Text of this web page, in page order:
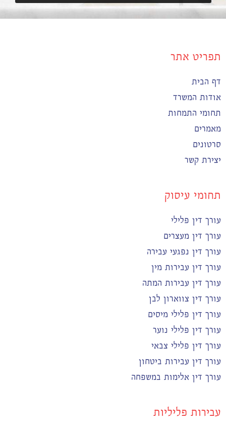
תפריט אתר
דף הבית
אודות המשרד
תחומי התמחות
מאמרים
סרטונים
יצירת קשר
תחומי עיסוק
עורך דין פלילי
עורך דין מעצרים
עורך דין נפגעי עבירה
עורך דין עבירות מין
עורך דין עבירות המתה
עורך דין צווארון לבן
עורך דין פלילי מיסים
עורך דין פלילי נוער
עורך דין פלילי צבאי
עורך דין עבירות ביטחון
עורך דין אלימות במשפחה
עבירות פליליות